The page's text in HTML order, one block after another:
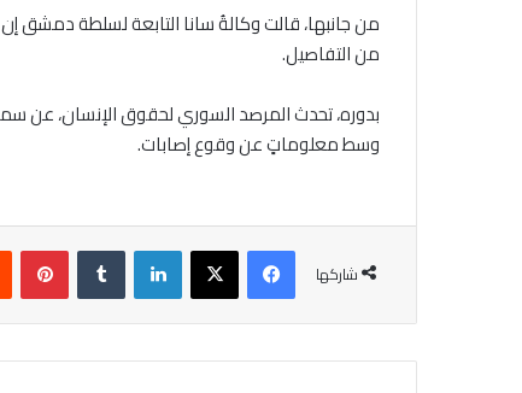
من جانبها، قالت وكالةُ سانا التابعة لسلطة
من التفاصيل.
بدوره، تحدث المرصد السوري لحقوق الإنسان، عن
وسط معلوماتٍ عن وقوع إصابات.
شاركها
فيسبوك‫X لينكدإن